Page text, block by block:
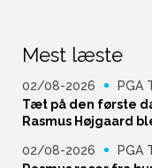
Mest læste
02/08-2026
PGA
Tæt på den første
Rasmus Højgaard
02/08-2026
PGA